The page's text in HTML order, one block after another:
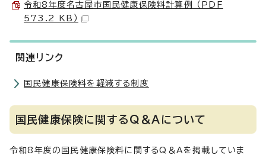
令和8年度名古屋市国民健康保険料計算例 （PDF
573.2 KB）
関連リンク
国民健康保険料を軽減する制度
国民健康保険に関するQ＆Aについて
令和8年度の国民健康保険料に関するQ＆Aを掲載していま